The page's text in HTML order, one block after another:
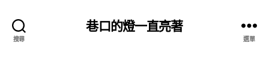
搜尋
巷口的燈一直亮著
選單